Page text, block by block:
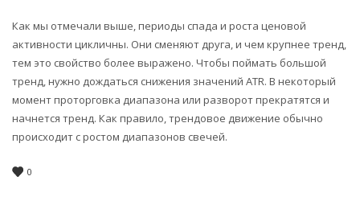
Как мы отмечали выше, периоды спада и роста ценовой
активности цикличны. Они сменяют друга, и чем крупнее тренд,
тем это свойство более выражено. Чтобы поймать большой
тренд, нужно дождаться снижения значений ATR. В некоторый
момент проторговка диапазона или разворот прекратятся и
начнется тренд. Как правило, трендовое движение обычно
происходит с ростом диапазонов свечей.
0